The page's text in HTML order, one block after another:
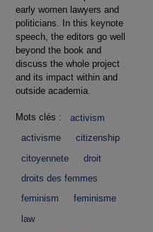
early women lawyers and
politicians. In this keynote
speech, the editors go well
beyond the book and
discuss the whole project
and its impact within and
outside academia.
Mots clés :
activism
activisme
citizenship
citoyennete
droit
droits des femmes
feminism
feminisme
law